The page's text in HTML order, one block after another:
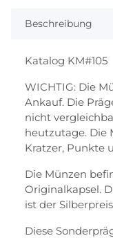
Beschreibung
Katalog KM#105
WICHTIG: Die
Ankauf. Die
nicht
heutzutage. Die
Kratzer, Punkte
Die Münzen
Originalkapsel.
ist der
Diese